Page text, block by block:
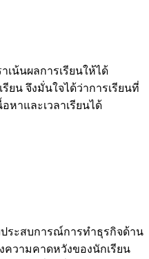
าเน้นผลการเรียนให้ได้
ยน จึงมั่นใจได้ว่าการเรียนที่
หาและเวลาเรียนได้
ประสบการณ์การทำธุรกิจด้าน
ความคาดหวังของนักเรียน